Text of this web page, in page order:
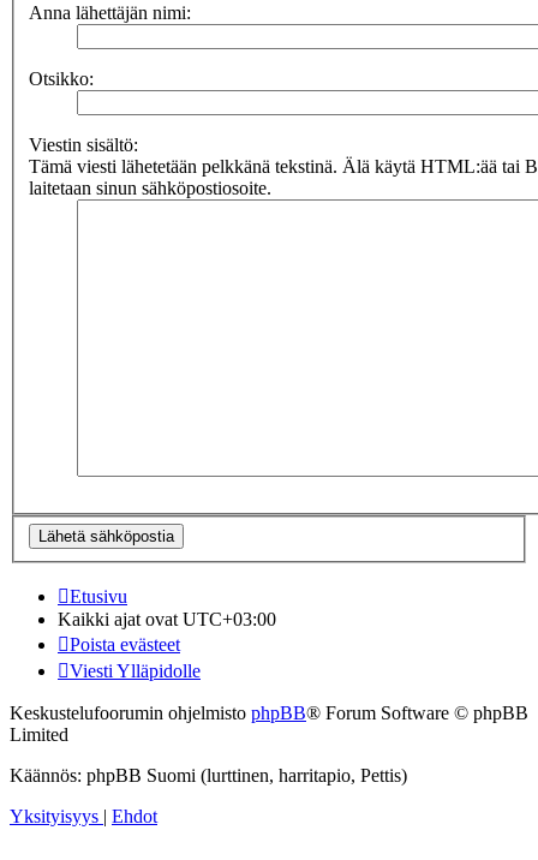
Anna lähettäjän nimi:
Otsikko:
Viestin sisältö:
Tämä viesti lähetetään pelkkänä tekstinä. Älä käytä HTML:ää tai
laitetaan sinun sähköpostiosoite.
Etusivu
Kaikki ajat ovatUTC+03:00
Poista evästeet
Viesti Ylläpidolle
Keskustelufoorumin ohjelmisto phpBB® Forum Software © phpBB
Limited
Käännös: phpBB Suomi (lurttinen, harritapio, Pettis)
Yksityisyys
Ehdot